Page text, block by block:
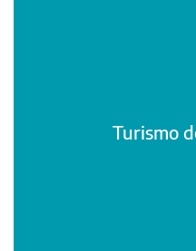
Turismo